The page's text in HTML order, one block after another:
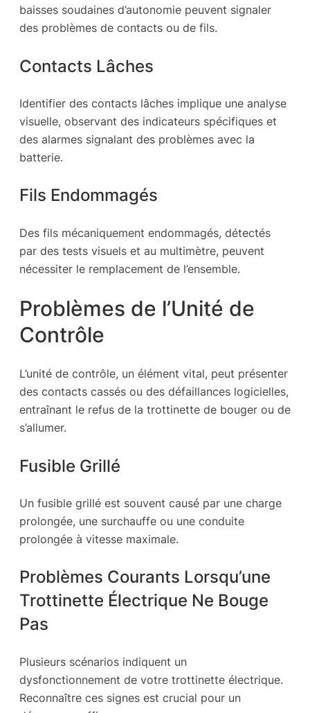
baisses soudaines d’autonomie peuvent signaler
des problèmes de contacts ou de fils.
Contacts Lâches
Identifier des contacts lâches implique une analyse
visuelle, observant des indicateurs spécifiques et
des alarmes signalant des problèmes avec la
batterie.
Fils Endommagés
Des fils mécaniquement endommagés, détectés
par des tests visuels et au multimètre, peuvent
nécessiter le remplacement de l’ensemble.
Problèmes de l’Unité de
Contrôle
L’unité de contrôle, un élément vital, peut présenter
des contacts cassés ou des défaillances logicielles,
entraînant le refus de la trottinette de bouger ou de
s’allumer.
Fusible Grillé
Un fusible grillé est souvent causé par une charge
prolongée, une surchauffe ou une conduite
prolongée à vitesse maximale.
Problèmes Courants Lorsqu’une
Trottinette Électrique Ne Bouge
Pas
Plusieurs scénarios indiquent un
dysfonctionnement de votre trottinette électrique.
Reconnaître ces signes est crucial pour un